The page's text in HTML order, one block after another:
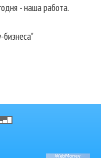
- наша работа.
бизнеса"